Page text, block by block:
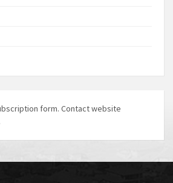
form. Contact website